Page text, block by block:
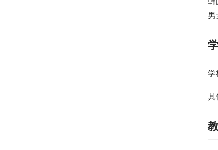
男
学
其